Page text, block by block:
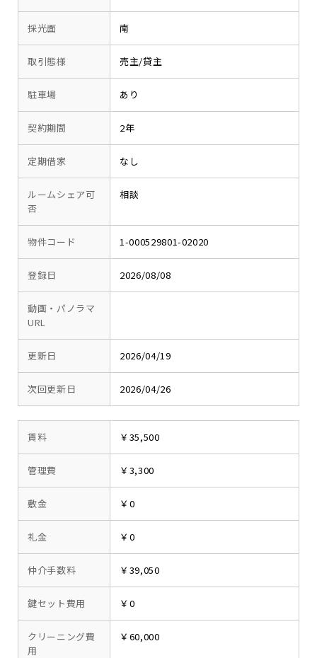
採光面 南
取引態様 売主/貸主
駐車場 あり
契約期間 2年
定期借家 なし
ルームシェア可
否
相談
物件コード 1-000529801-02020
登録日 2026/08/08
動画・パノラマ
URL
更新日 2026/04/19
次回更新日 2026/04/26
賃料 ￥35,500
管理費 ￥3,300
敷金 ￥0
礼金 ￥0
仲介手数料 ￥39,050
鍵セット費用 ￥0
クリーニング費
用
￥60,000